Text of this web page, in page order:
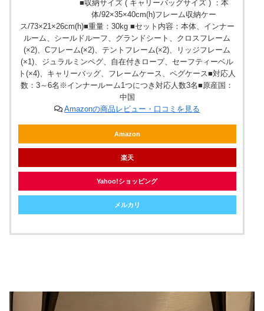
■収納サイズ ( キャリーバッグサイズ ) ：本
体/92×35×40cm(h)フレーム収納ケー
ス/73×21×26cm(h)■重量：30kg ■セット内容：本体、インナー
ルーム、シールドルーフ、グランドシート、クロスフレーム
(×2)、Cフレーム(×2)、テントフレーム(×2)、リッジフレーム
(×1)、ジュラルミンペグ、自在付きロープ、セーフティーベル
ト(×4)、キャリーバッグ、フレームケース、ペグケース■対応人
数：3～6名※インナールーム1つにつき対応人数3名■原産国：
中国
Amazonの商品レビュー・口コミを見る
Amazon
楽天
Yahoo!ショッピング
メルカリ